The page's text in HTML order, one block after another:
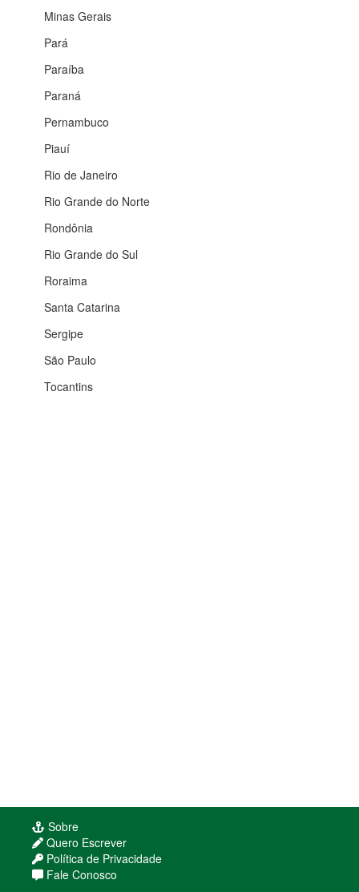
Minas Gerais
Pará
Paraíba
Paraná
Pernambuco
Piauí
Rio de Janeiro
Rio Grande do Norte
Rondônia
Rio Grande do Sul
Roraima
Santa Catarina
Sergipe
São Paulo
Tocantins
Sobre
Quero Escrever
Política de Privacidade
Fale Conosco